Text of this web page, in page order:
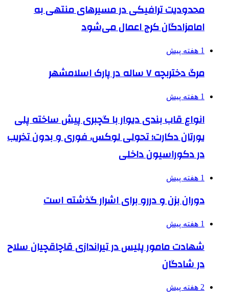
محدودیت ترافیکی در مسیرهای منتهی به
امامزادگان کرج اعمال می‌شود
1 هفته پیش
مرگ دختربچه ۷ ساله در پارک اسلامشهر
1 هفته پیش
انواع قاب بندی دیوار با گچبری پیش ساخته پلی
یورتان دکارت؛ تحولی لوکس، فوری و بدون تخریب
در دکوراسیون داخلی
1 هفته پیش
دوران بزن و دررو برای اشرار گذشته است
1 هفته پیش
شهادت مامور پلیس در تیراندازی قاچاقچیان سلاح
در شادگان
2 هفته پیش